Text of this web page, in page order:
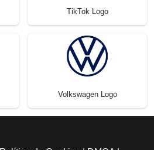
TikTok Logo
Volkswagen Logo